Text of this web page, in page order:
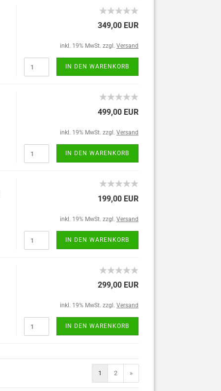
349,00 EUR
inkl. 19% MwSt. zzgl. Versand
IN DEN WARENKORB
499,00 EUR
inkl. 19% MwSt. zzgl. Versand
IN DEN WARENKORB
199,00 EUR
inkl. 19% MwSt. zzgl. Versand
IN DEN WARENKORB
299,00 EUR
inkl. 19% MwSt. zzgl. Versand
IN DEN WARENKORB
1 2 »